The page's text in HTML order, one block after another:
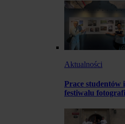
Aktualności
Prace studentów
festiwalu